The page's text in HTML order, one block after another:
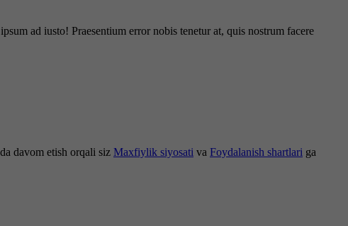
ad iusto! Praesentium error nobis tenetur at, quis nostrum facere
davom etish orqali siz Maxfiylik siyosati va Foydalanish shartlari ga